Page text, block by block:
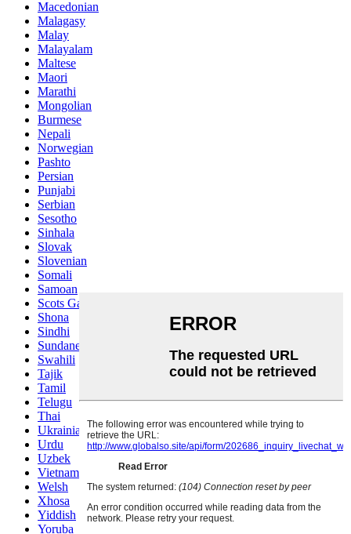
Macedonian
Malagasy
Malay
Malayalam
Maltese
Maori
Marathi
Mongolian
Burmese
Nepali
Norwegian
Pashto
Persian
Punjabi
Serbian
Sesotho
Sinhala
Slovak
Slovenian
Somali
Samoan
Scots Gaelic
Shona
Sindhi
Sundanese
Swahili
Tajik
Tamil
Telugu
Thai
Ukrainian
Urdu
Uzbek
Vietnamese
Welsh
Xhosa
Yiddish
Yoruba